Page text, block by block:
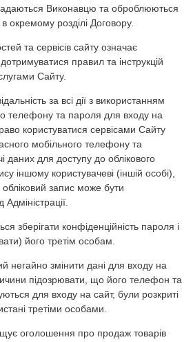
Виконавцю та оброблюються
окремому розділі Договору.
та сервісів сайту означає
правил та інструкцій
Сайту.
за всі дії з використанням
телефону та пароля для входу на
користуватися сервісами Сайту
мобільного телефону та
даних для доступу до облікового
іншому користувачеві (іншій особі),
запис може бути
зберігати конфіденційність пароля і
його третім особам.
негайно змінити дані для входу на
підозрювати, що його телефон та
для входу на сайт, були розкриті
третіми особами.
оголошення про продаж товарів